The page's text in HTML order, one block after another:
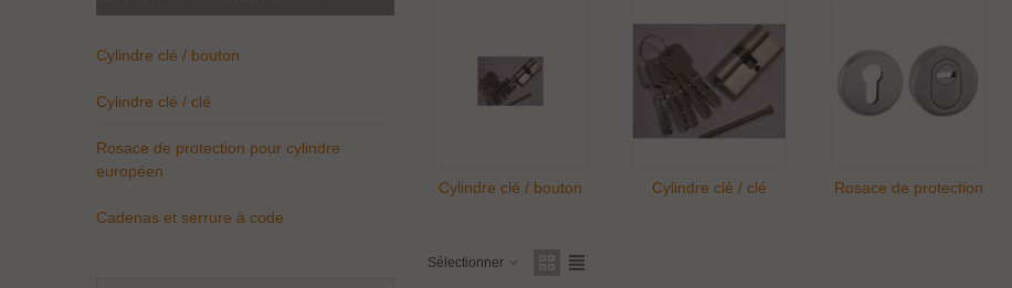
Cylindre clé / bouton
Cylindre clé / clé
Rosace de protection pour cylindre
européen
Cadenas et serrure à code
Cylindre clé / bouton Cylindre clé / clé
Rosace de protection
Sélectionner